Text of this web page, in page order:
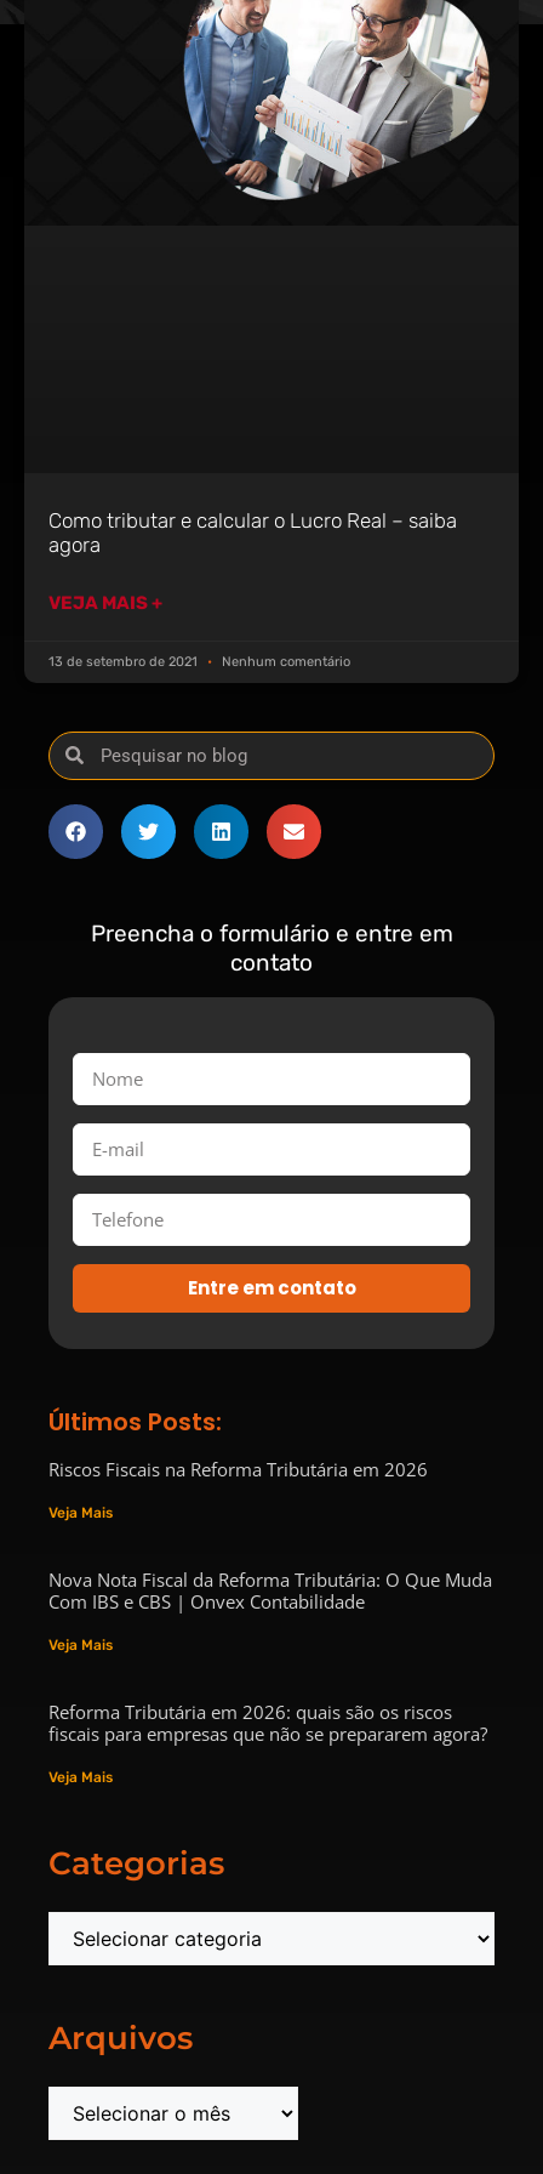
Como tributar e calcular o Lucro Real – saiba
agora
VEJA MAIS +
13 de setembro de 2021 Nenhum comentário
Preencha o formulário e entre em
contato
Entre em contato
Últimos Posts:
Riscos Fiscais na Reforma Tributária em 2026
Veja Mais
Nova Nota Fiscal da Reforma Tributária: O Que Muda
Com IBS e CBS | Onvex Contabilidade
Veja Mais
Reforma Tributária em 2026: quais são os riscos
fiscais para empresas que não se prepararem agora?
Veja Mais
Categorias
Arquivos